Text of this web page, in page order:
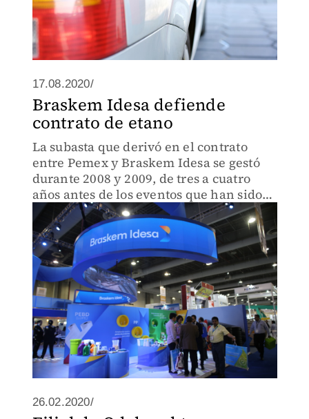
17.08.2020/
Braskem Idesa defiende
contrato de etano
La subasta que derivó en el contrato
entre Pemex y Braskem Idesa se gestó
durante 2008 y 2009, de tres a cuatro
años antes de los eventos que han sido
imputados a Odebrecht.
26.02.2020/